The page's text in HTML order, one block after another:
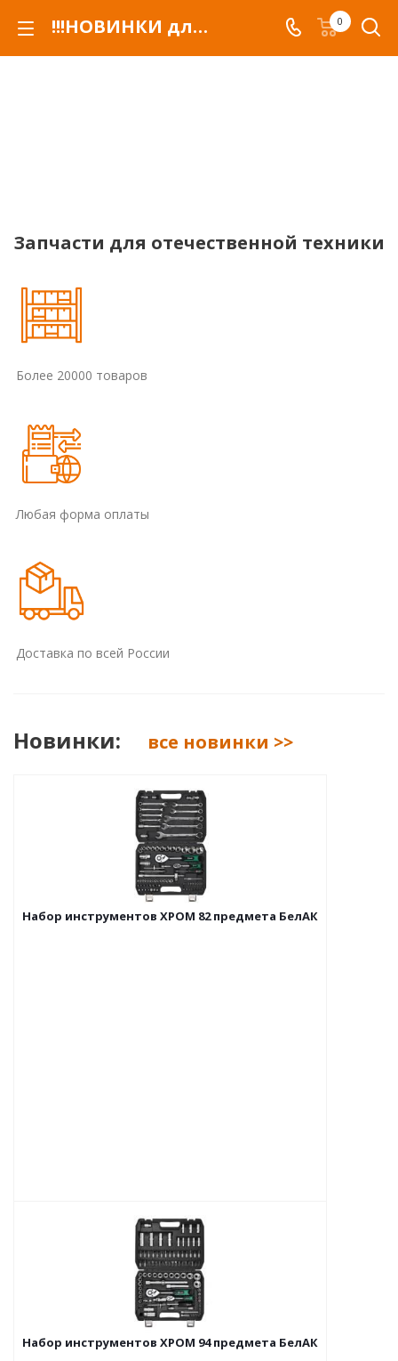
!!!НОВИНКИ для автомобилей российских марок и сельхозтехники 0
Запчасти для отечественной техники
Более 20000 товаров
Любая форма оплаты
Доставка по всей России
Новинки: все новинки >>
Набор инструментов ХРОМ 82 предмета БелАК
Набор инструментов ХРОМ 94 предмета БелАК